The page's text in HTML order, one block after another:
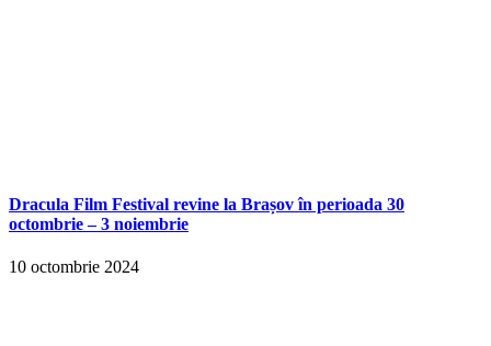
Dracula Film Festival revine la Brașov în perioada 30
octombrie – 3 noiembrie
10 octombrie 2024